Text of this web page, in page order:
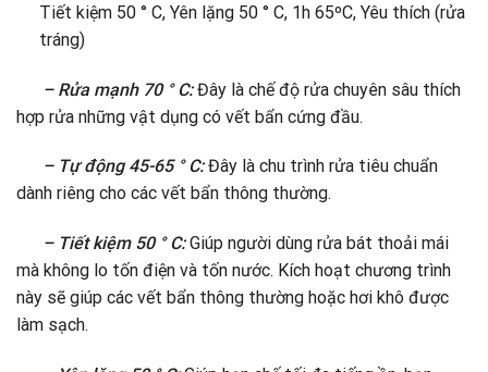
Tiết kiệm 50 ° C, Yên lặng 50 ° C, 1h 65ºC, Yêu thích (rửa
tráng)
– Rửa mạnh 70 ° C:Đây là chế độ rửa chuyên sâu thích
hợp rửa những vật dụng có vết bẩn cứng đầu.
– Tự động 45-65 ° C:Đây là chu trình rửa tiêu chuẩn
dành riêng cho các vết bẩn thông thường.
– Tiết kiệm 50 ° C:Giúp người dùng rửa bát thoải mái
mà không lo tốn điện và tốn nước. Kích hoạt chương trình
này sẽ giúp các vết bẩn thông thường hoặc hơi khô được
làm sạch.